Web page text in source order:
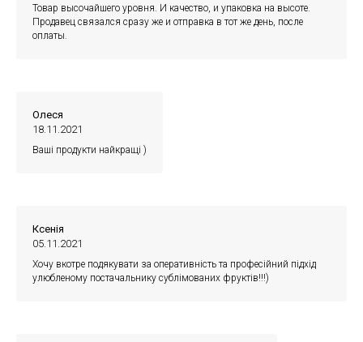
Товар высочайшего уровня. И качество, и упаковка на высоте.
Продавец связался сразу же и отправка в тот же день, после
оплаты.
Олеся
18.11.2021
Ваші продукти найкращі )
Ксенія
05.11.2021
Хочу вкотре подякувати за оперативність та професійний підхід
улюбленому постачальнику сублімованих фруктів!!!)